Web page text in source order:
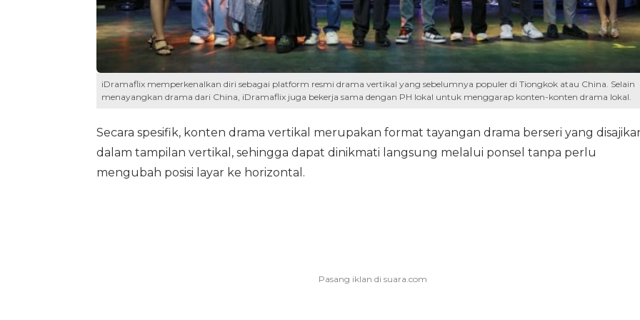
iDramaflix memperkenalkan diri sebagai platform resmi drama vertikal yang sebelumnya populer di Tiongkok atau China. Selain
menayangkan drama dari China, iDramaflix juga bekerja sama dengan PH lokal untuk menggarap konten-konten drama lokal.
Secara spesifik, konten drama vertikal merupakan format tayangan drama berseri yang
dalam tampilan vertikal, sehingga dapat dinikmati langsung melalui ponsel tanpa perlu
mengubah posisi layar ke horizontal.